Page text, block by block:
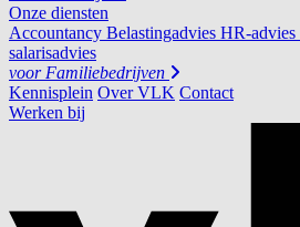
Onze diensten
Accountancy Belastingadvies HR-advies
salarisadvies
voor Familiebedrijven
Kennisplein Over VLK Contact
Werken bij